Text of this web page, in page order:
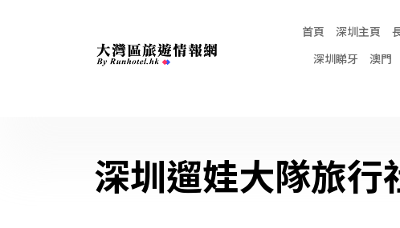
首頁 深圳主頁
深圳睇牙
澳門
深圳遛娃大隊旅行